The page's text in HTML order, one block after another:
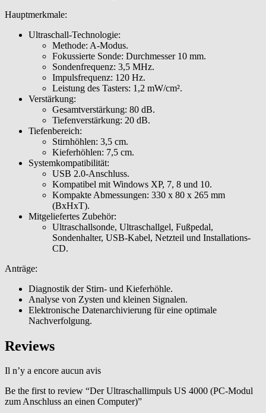
Hauptmerkmale:
Ultraschall-Technologie:
Methode: A-Modus.
Fokussierte Sonde: Durchmesser 10 mm.
Sondenfrequenz: 3,5 MHz.
Impulsfrequenz: 120 Hz.
Leistung des Tasters: 1,2 mW/cm².
Verstärkung:
Gesamtverstärkung: 80 dB.
Tiefenverstärkung: 20 dB.
Tiefenbereich:
Stirnhöhlen: 3,5 cm.
Kieferhöhlen: 7,5 cm.
Systemkompatibilität:
USB 2.0-Anschluss.
Kompatibel mit Windows XP, 7, 8 und 10.
Kompakte Abmessungen: 330 x 80 x 265 mm
(BxHxT).
Mitgeliefertes Zubehör:
Ultraschallsonde, Ultraschallgel, Fußpedal,
Sondenhalter, USB-Kabel, Netzteil und Installations-
CD.
Anträge:
Diagnostik der Stirn- und Kieferhöhle.
Analyse von Zysten und kleinen Signalen.
Elektronische Datenarchivierung für eine optimale
Nachverfolgung.
Reviews
Il n’y a encore aucun avis
Be the first to review “Der Ultraschallimpuls US 4000 (PC-Modul
zum Anschluss an einen Computer)”